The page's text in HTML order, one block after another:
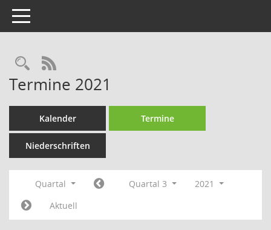
Toggle navigation
Rechercheauswahl
RSS-Feed
Termine 2021
Kalender Termine
Niederschriften
Quartal Quartal 3
2021
Aktuell